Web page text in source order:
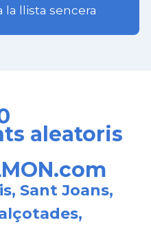
la llista sencera
aleatoris
Sant Joans,